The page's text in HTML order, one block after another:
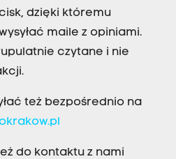
dzięki któremu
maile z opiniami.
czytane i nie
też bezpośrednio na
do kontaktu z nami